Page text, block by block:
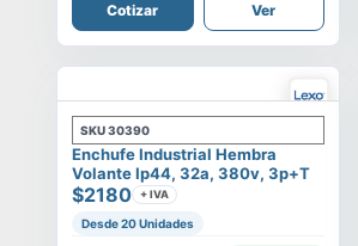
Cotizar Ver
SKU30390
Enchufe Industrial Hembra
Volante Ip44, 32a, 380v, 3p+t
$2180 + IVA
Desde 20 Unidades